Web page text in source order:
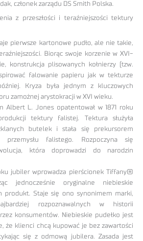
członek zarządu DS Smith Polska.
z przeszłości i teraźniejszości tektury
pierwsze kartonowe pudło, ale nie takie,
Biorąc swoje korzenie w XVI-
konstrukcja plisowanych kołnierzy (tzw.
falowanie papieru jak w tekturze
Kryza była jednym z kluczowych
zamożnej arystokracji w XVI wieku.
Albert L. Jones opatentował w 1871 roku
tektury falistej. Tektura służyła
butelek i stała się prekursorem
przemysłu falistego. Rozpoczyna się
która doprowadzi do narodzin
jubiler wprowadza pierścionek Tiffany®
jednocześnie oryginalne niebieskie
produkt. Staje się ono synonimem marki,
rozpoznawalnych w historii
konsumentów. Niebieskie pudełko jest
że klienci chcą kupować je bez zawartości
się z odmową jubilera. Zasada jest